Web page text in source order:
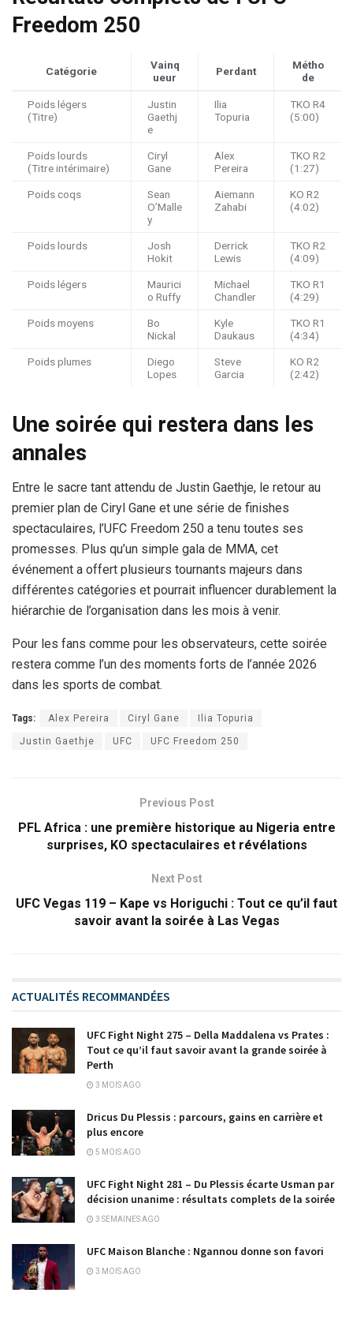
Freedom 250
Catégorie
Vainq
ueur
Perdant
Métho
de
Poids légers
(Titre)
Justin
Gaethj
e
Ilia
Topuria
TKO R4
(5:00)
Poids lourds
(Titre intérimaire)
Ciryl
Gane
Alex
Pereira
TKO R2
(1:27)
Poids coqs
Sean
O’Malle
y
Aiemann
Zahabi
KO R2
(4:02)
Poids lourds
Josh
Hokit
Derrick
Lewis
TKO R2
(4:09)
Poids légers
Maurici
o Ruffy
Michael
Chandler
TKO R1
(4:29)
Poids moyens
Bo
Nickal
Kyle
Daukaus
TKO R1
(4:34)
Poids plumes
Diego
Lopes
Steve
Garcia
KO R2
(2:42)
Une soirée qui restera dans les
annales
Entre le sacre tant attendu de Justin Gaethje, le retour au
premier plan de Ciryl Gane et une série de finishes
spectaculaires, l’UFC Freedom 250 a tenu toutes ses
promesses. Plus qu’un simple gala de MMA, cet
événement a offert plusieurs tournants majeurs dans
différentes catégories et pourrait influencer durablement la
hiérarchie de l’organisation dans les mois à venir.
Pour les fans comme pour les observateurs, cette soirée
restera comme l’un des moments forts de l’année 2026
dans les sports de combat.
Tags: Alex Pereira Ciryl Gane Ilia Topuria
Justin Gaethje UFC UFC Freedom 250
Previous Post
PFL Africa : une première historique au Nigeria entre
surprises, KO spectaculaires et révélations
Next Post
UFC Vegas 119 – Kape vs Horiguchi : Tout ce qu’il faut
savoir avant la soirée à Las Vegas
ACTUALITÉS RECOMMANDÉES
UFC Fight Night 275 – Della Maddalena vs Prates :
Tout ce qu’il faut savoir avant la grande soirée à
Perth
3 MOIS AGO
Dricus Du Plessis : parcours, gains en carrière et
plus encore
5 MOIS AGO
UFC Fight Night 281 – Du Plessis écarte Usman par
décision unanime : résultats complets de la soirée
3 SEMAINES AGO
UFC Maison Blanche : Ngannou donne son favori
3 MOIS AGO